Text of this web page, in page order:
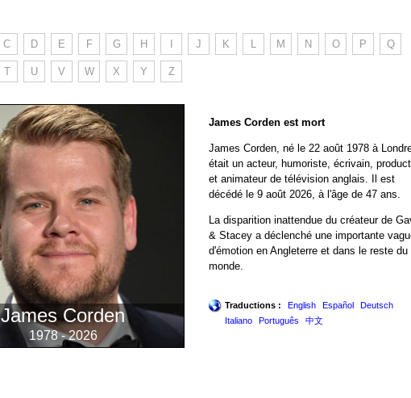
C D E F G H J K L M N O P Q
T U V W X Y Z
James Corden
1978 - 2026
James Corden est mort
James Corden, né le 22 août 1978 à
était un acteur, humoriste, écrivain,
et animateur de télévision anglais. Il est
décédé le 9 août 2026, à l'âge de 47 ans.
La disparition inattendue du créateur de
& Stacey a déclenché une importante
d'émotion en Angleterre et dans le reste du
monde.
Traductions : English Español
Deutsch
Italiano
Português 中文